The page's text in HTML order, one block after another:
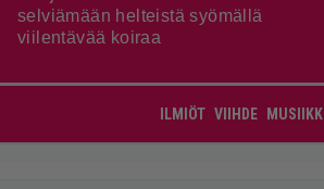
selviämään helteistä syömällä
viilentävää koiraa
ILMIÖT VIIHDE MUSIIKKI